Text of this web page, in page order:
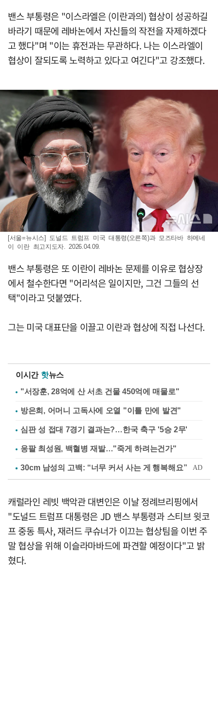
밴스 부통령은 "이스라엘은 (이란과의) 협상이 성공하길
바라기 때문에 레바논에서 자신들의 작전을 자제하겠다
고 했다"며 "이는 휴전과는 무관하다. 나는 이스라엘이
협상이 잘되도록 노력하고 있다고 여긴다"고 강조했다.
[서울=뉴시스] 도널드 트럼프 미국 대통령(오른쪽)과 모즈타바 하메네
이 이란 최고지도자. 2026.04.09.
밴스 부통령은 또 이란이 레바논 문제를 이유로 협상장
에서 철수한다면 "어리석은 일이지만, 그건 그들의 선
택"이라고 덧붙였다.
그는 미국 대표단을 이끌고 이란과 협상에 직접 나선다.
이시간 핫뉴스
"서장훈, 28억에 산 서초 건물 450억에 매물로"
방은희, 어머니 고독사에 오열 "이틀 만에 발견"
심판 성 접대 7경기 결과는?…한국 축구 '5승 2무'
응팔 최성원, 백혈병 재발…"죽게 하려는건가"
캐럴라인 레빗 백악관 대변인은 이날 정례브리핑에서
"도널드 트럼프 대통령은 JD 밴스 부통령과 스티브 윗코
프 중동 특사, 재러드 쿠슈너가 이끄는 협상팀을 이번 주
말 협상을 위해 이슬라마바드에 파견할 예정이다"고 밝
혔다.